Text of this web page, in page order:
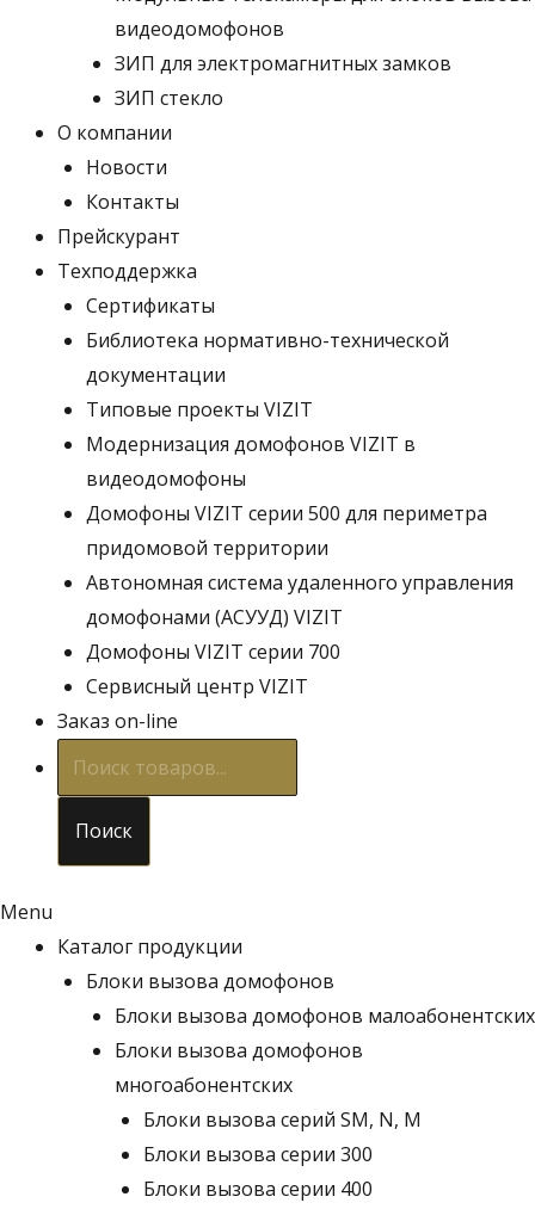
видеодомофонов
ЗИП для электромагнитных замков
ЗИП стекло
О компании
Новости
Контакты
Прейскурант
Техподдержка
Сертификаты
Библиотека нормативно-технической
документации
Типовые проекты VIZIT
Модернизация домофонов VIZIT в
видеодомофоны
Домофоны VIZIT серии 500 для периметра
придомовой территории
Автономная система удаленного управления
домофонами (АСУУД) VIZIT
Домофоны VIZIT серии 700
Сервисный центр VIZIT
Заказ on-line
Поиск
товаров
Поиск
Menu
Каталог продукции
Блоки вызова домофонов
Блоки вызова домофонов малоабонентских
Блоки вызова домофонов
многоабонентских
Блоки вызова серий SM, N, M
Блоки вызова серии 300
Блоки вызова серии 400